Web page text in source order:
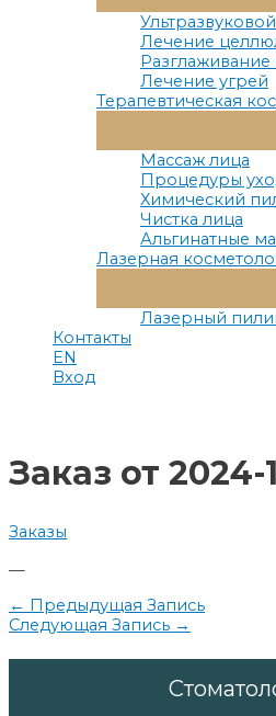
Лечение
Лечение угрей
Терапевтическая
Массаж лица
Процедуры
Химический
Чистка лица
Альгинатные
Лазерная
Лазерный
Контакты
EN
Вход
Заказ от 2024-
Заказы
—
Навигация
по
← Предыдущая Запись
Следующая Запись →